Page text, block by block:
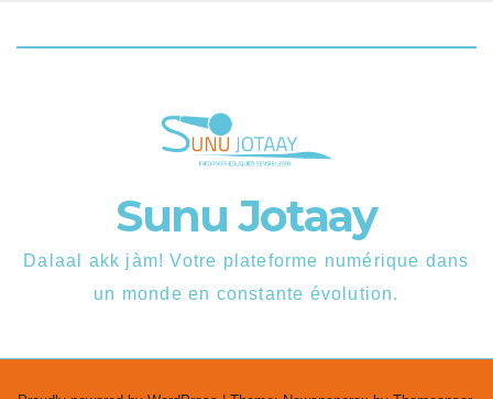
Sunu Jotaay
Dalaal akk jàm! Votre plateforme numérique dans
un monde en constante évolution.